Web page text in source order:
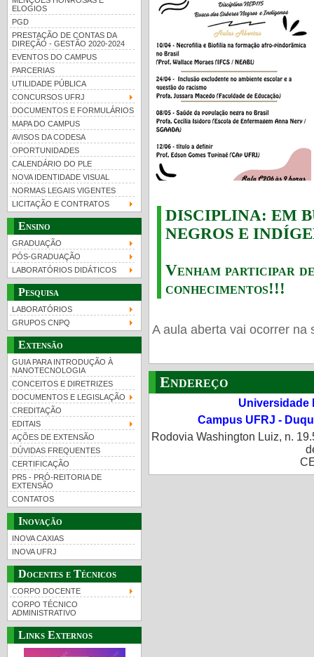
ELOGIOS
PGD
PRESTAÇÃO DE CONTAS DA
DIREÇÃO - GESTÃO 2020-2024
EVENTOS DO CAMPUS
PARCERIAS
UTILIDADE PÚBLICA
CONCURSOS UFRJ
DOCUMENTOS E FORMULÁRIOS
MAPA DO CAMPUS
AVISOS DA CODESA
OPORTUNIDADES
CALENDÁRIO DO PLE
NOVA IDENTIDADE VISUAL
NORMAS LEGAIS VIGENTES
LICITAÇÃO E CONTRATOS
Ensino
GRADUAÇÃO
PÓS-GRADUAÇÃO
LABORATÓRIOS DIDÁTICOS
Pesquisa
LABORATÓRIOS
GRUPOS CNPQ
Extensão
GUIA PARA INTRODUÇÃO À
NANOTECNOLOGIA
CONCEITOS E DIRETRIZES
DOCUMENTOS E LEGISLAÇÃO
CREDITAÇÃO
EDITAIS
AÇÕES DE EXTENSÃO
DÚVIDAS FREQUENTES
CERTIFICAÇÃO
PR5 - PRÓ-REITORIA DE
EXTENSÃO
CONTATOS
Inovação
INOVA CAXIAS
INOVA UFRJ
Docentes e Técnicos
CORPO DOCENTE
CORPO TÉCNICO
ADMINISTRATIVO
Links Externos
DISCIPLINA: EM
NEGROS E
Venham participar
conhecimentos!!!
A aula aberta vai ocorrer na
Endereço
Universidade
Campus UFRJ -
Rodovia Washington Luiz, n.
Guia de boas práticas
UFRJ 100 anos